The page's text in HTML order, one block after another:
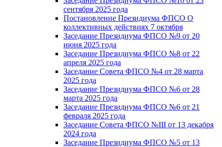
сентября 2025 года
Постановление Президиума ФПСО О
коллективных действиях 7 октября
Заседание Президиума ФПСО №9 от 20
июня 2025 года
Заседание Президиума ФПСО №8 от 22
апреля 2025 года
Заседание Совета ФПСО №4 от 28 марта
2025 года
Заседание Президиума ФПСО №6 от 28
марта 2025 года
Заседание Президиума ФПСО №6 от 21
февраля 2025 года
Заседание Совета ФПСО №III от 13 декабря
2024 года
Заседание Президиума ФПСО №5 от 13